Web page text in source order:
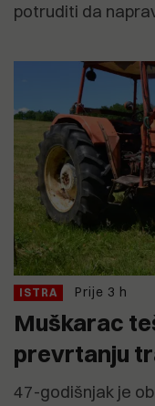
potruditi da
ISTRA Prije 3 h
Muškarac
prevrtanju
47-godišnjak je